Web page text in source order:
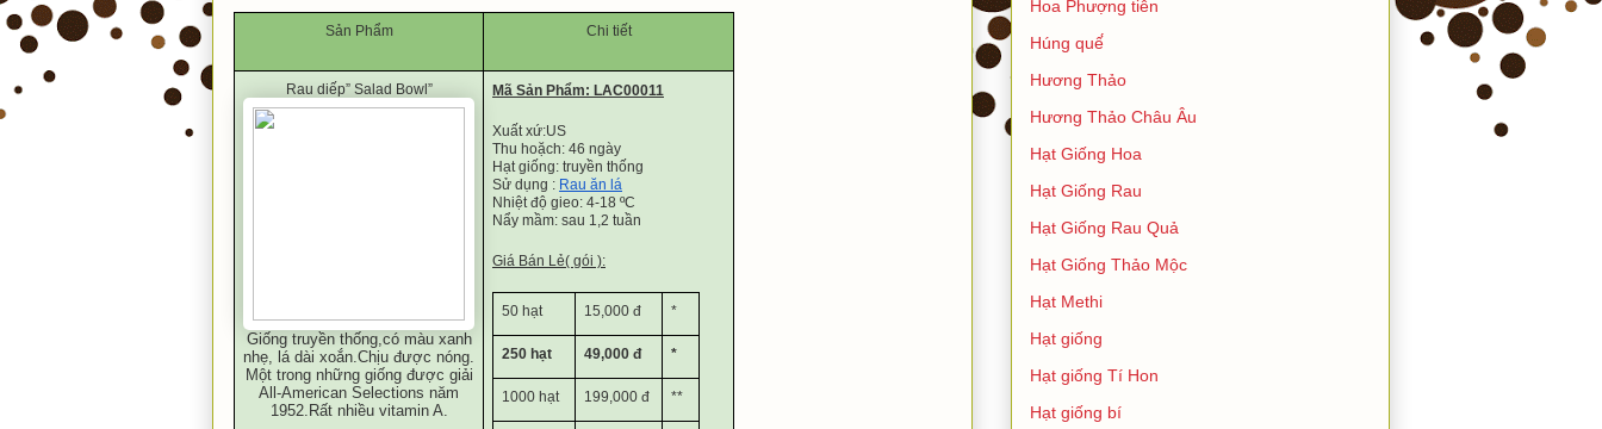
Sản Phẩm Chi tiết
Rau diếp” Salad Bowl”
Giống truyền thống,có màu xanh
nhẹ, lá dài xoắn.Chịu được nóng.
Một trong những giống được giải
All-American Selections năm
1952.Rất nhiều vitamin A.
Mã Sản Phẩm: LAC00011
Xuất xứ:US
Thu hoặch: 46 ngày
Hạt giống: truyền thống
Sử dụng : Rau ăn lá
Nhiệt độ gieo: 4-18 ºC
Nẩy mầm: sau 1,2 tuần
Giá Bán Lẻ( gói ):
50 hạt 15,000 đ *
250 hạt 49,000 đ *
1000 hạt 199,000 đ **
Hoa Phượng tiên
Húng quế́
Hương Thảo
Hương Thảo Châu Âu
Hạt Giống Hoa
Hạt Giống Rau
Hạt Giống Rau Quả
Hạt Giống Thảo Mộc
Hạt Methi
Hạt giống
Hạt giống Tí Hon
Hạt giống bí